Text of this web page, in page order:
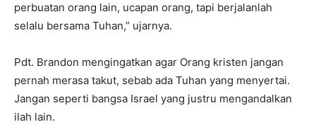
perbuatan orang lain, ucapan orang, tapi berjalanlah
selalu bersama Tuhan,” ujarnya.
Pdt. Brandon mengingatkan agar Orang kristen jangan
pernah merasa takut, sebab ada Tuhan yang menyertai.
Jangan seperti bangsa Israel yang justru mengandalkan
ilah lain.